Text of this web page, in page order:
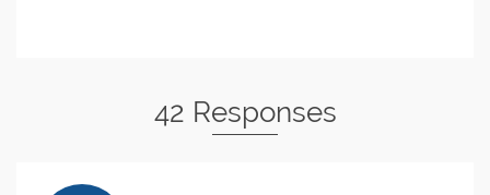
42 Responses